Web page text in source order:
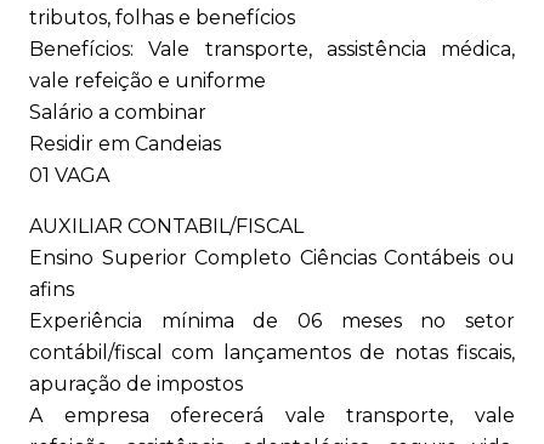
tributos, folhas e benefícios
Benefícios: Vale transporte, assistência médica,
vale refeição e uniforme
Salário a combinar
Residir em Candeias
01 VAGA
AUXILIAR CONTABIL/FISCAL
Ensino Superior Completo Ciências Contábeis ou
afins
Experiência mínima de 06 meses no setor
contábil/fiscal com lançamentos de notas fiscais,
apuração de impostos
A empresa oferecerá vale transporte, vale